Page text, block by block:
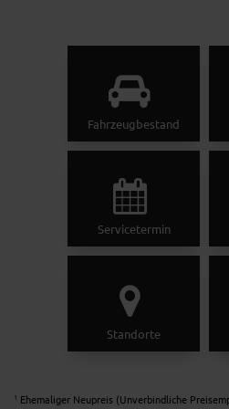
Fahrzeugbestand
Servicetermin
Standorte
1
Ehemaliger Neupreis (Unverbindliche